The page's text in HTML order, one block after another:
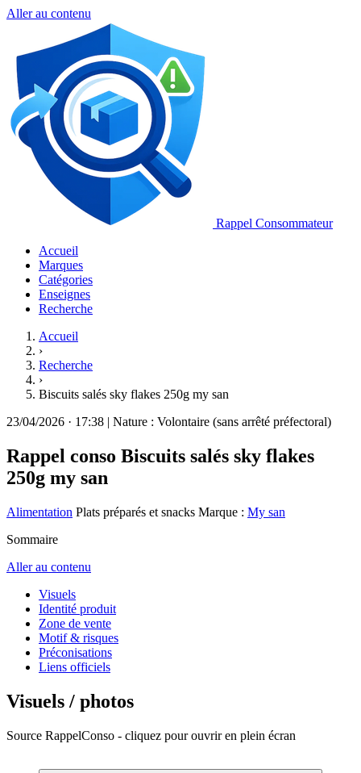
Aller au contenu
Rappel Consommateur
Accueil
Marques
Catégories
Enseignes
Recherche
Accueil
›
Recherche
›
Biscuits salés sky flakes 250g my san
23/04/2026 · 17:38 | Nature : Volontaire (sans arrêté préfectoral)
Rappel conso Biscuits salés sky flakes
250g my san
Alimentation Plats préparés et snacks Marque : My san
Sommaire
Aller au contenu
Visuels
Identité produit
Zone de vente
Motif & risques
Préconisations
Liens officiels
Visuels / photos
Source RappelConso - cliquez pour ouvrir en plein écran